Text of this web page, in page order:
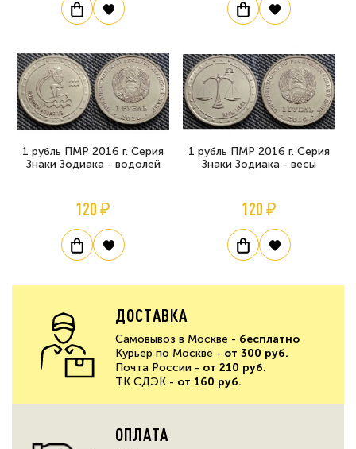
1 рубль ПМР 2016 г. Серия
Знаки Зодиака - водолей
120 ₽
1 рубль ПМР 2016 г. Серия
Знаки Зодиака - весы
120 ₽
ДОСТАВКА
Самовывоз в Москве - бесплатно
Курьер по Москве - от 300 руб.
Почта России - от 210 руб.
ТК СДЭК - от 160 руб.
ОПЛАТА